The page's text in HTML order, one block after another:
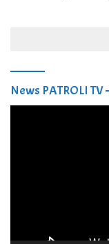
News PATROLI TV